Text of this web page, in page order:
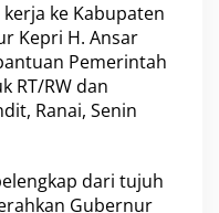
ke Kabupaten
Kepri H. Ansar
Pemerintah
RT/RW dan
Ranai, Senin
dari tujuh
Gubernur